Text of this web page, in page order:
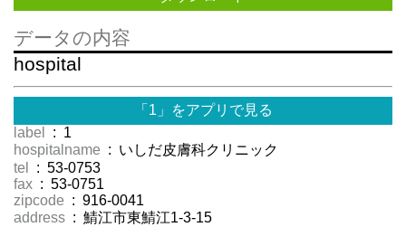
データの内容
hospital
「1」をアプリで見る
label
: 1
hospitalname : いしだ皮膚科クリニック
tel
: 53-0753
fax : 53-0751
zipcode : 916-0041
address : 鯖江市東鯖江1-3-15